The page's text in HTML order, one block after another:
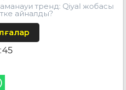
тренд: Qiyal жобасы
айналды?